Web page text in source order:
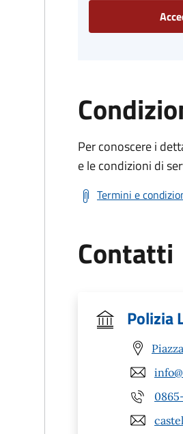
Per conoscere i
e le condizioni di
Termini e
Contatti
Polizia